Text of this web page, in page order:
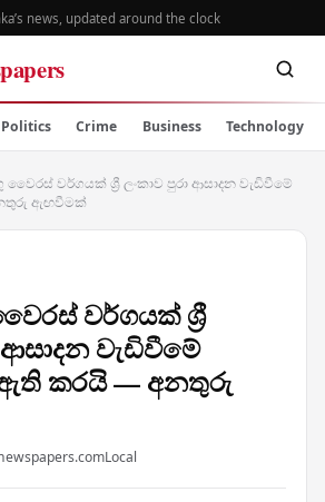
news, updated around the clock
Politics Crime Business Technology
වෛරස් වර්ගයක් ශ්‍රී ලංකාව පුරා ආසාදන වැඩිවීමේ
ඇඟවීමක්
වර්ගයක් ශ්‍රී
ආසාදන වැඩිවීමේ
ඇති කරයි — අනතුරු
Local